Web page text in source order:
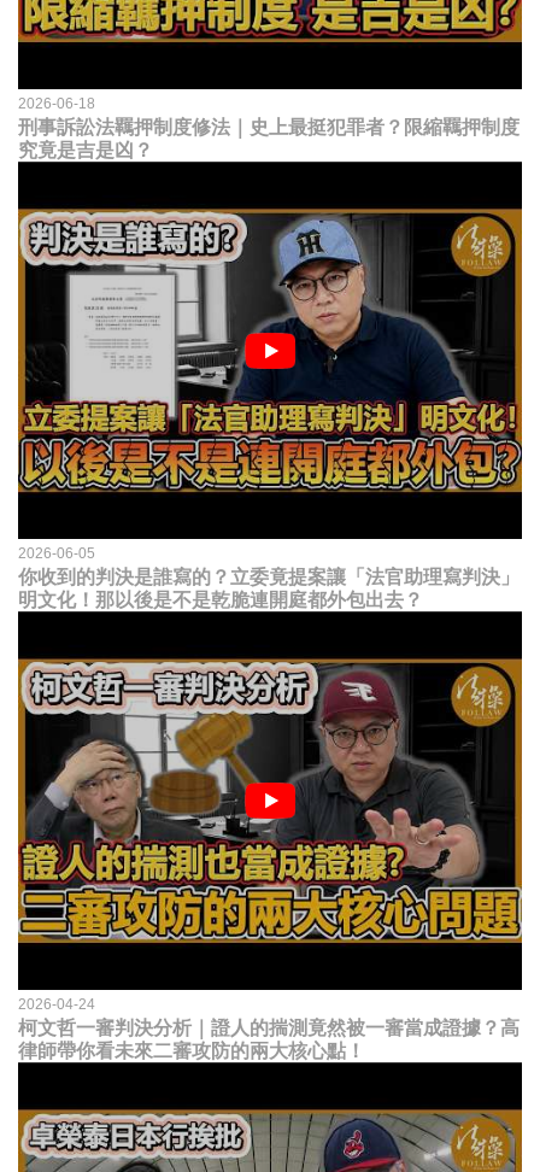
2026-06-18
刑事訴訟法羈押制度修法｜史上最挺犯罪者？限縮羈押制度
究竟是吉是凶？
2026-06-05
你收到的判決是誰寫的？立委竟提案讓「法官助理寫判決」
明文化！那以後是不是乾脆連開庭都外包出去？
2026-04-24
柯文哲一審判決分析｜證人的揣測竟然被一審當成證據？高
律師帶你看未來二審攻防的兩大核心點！